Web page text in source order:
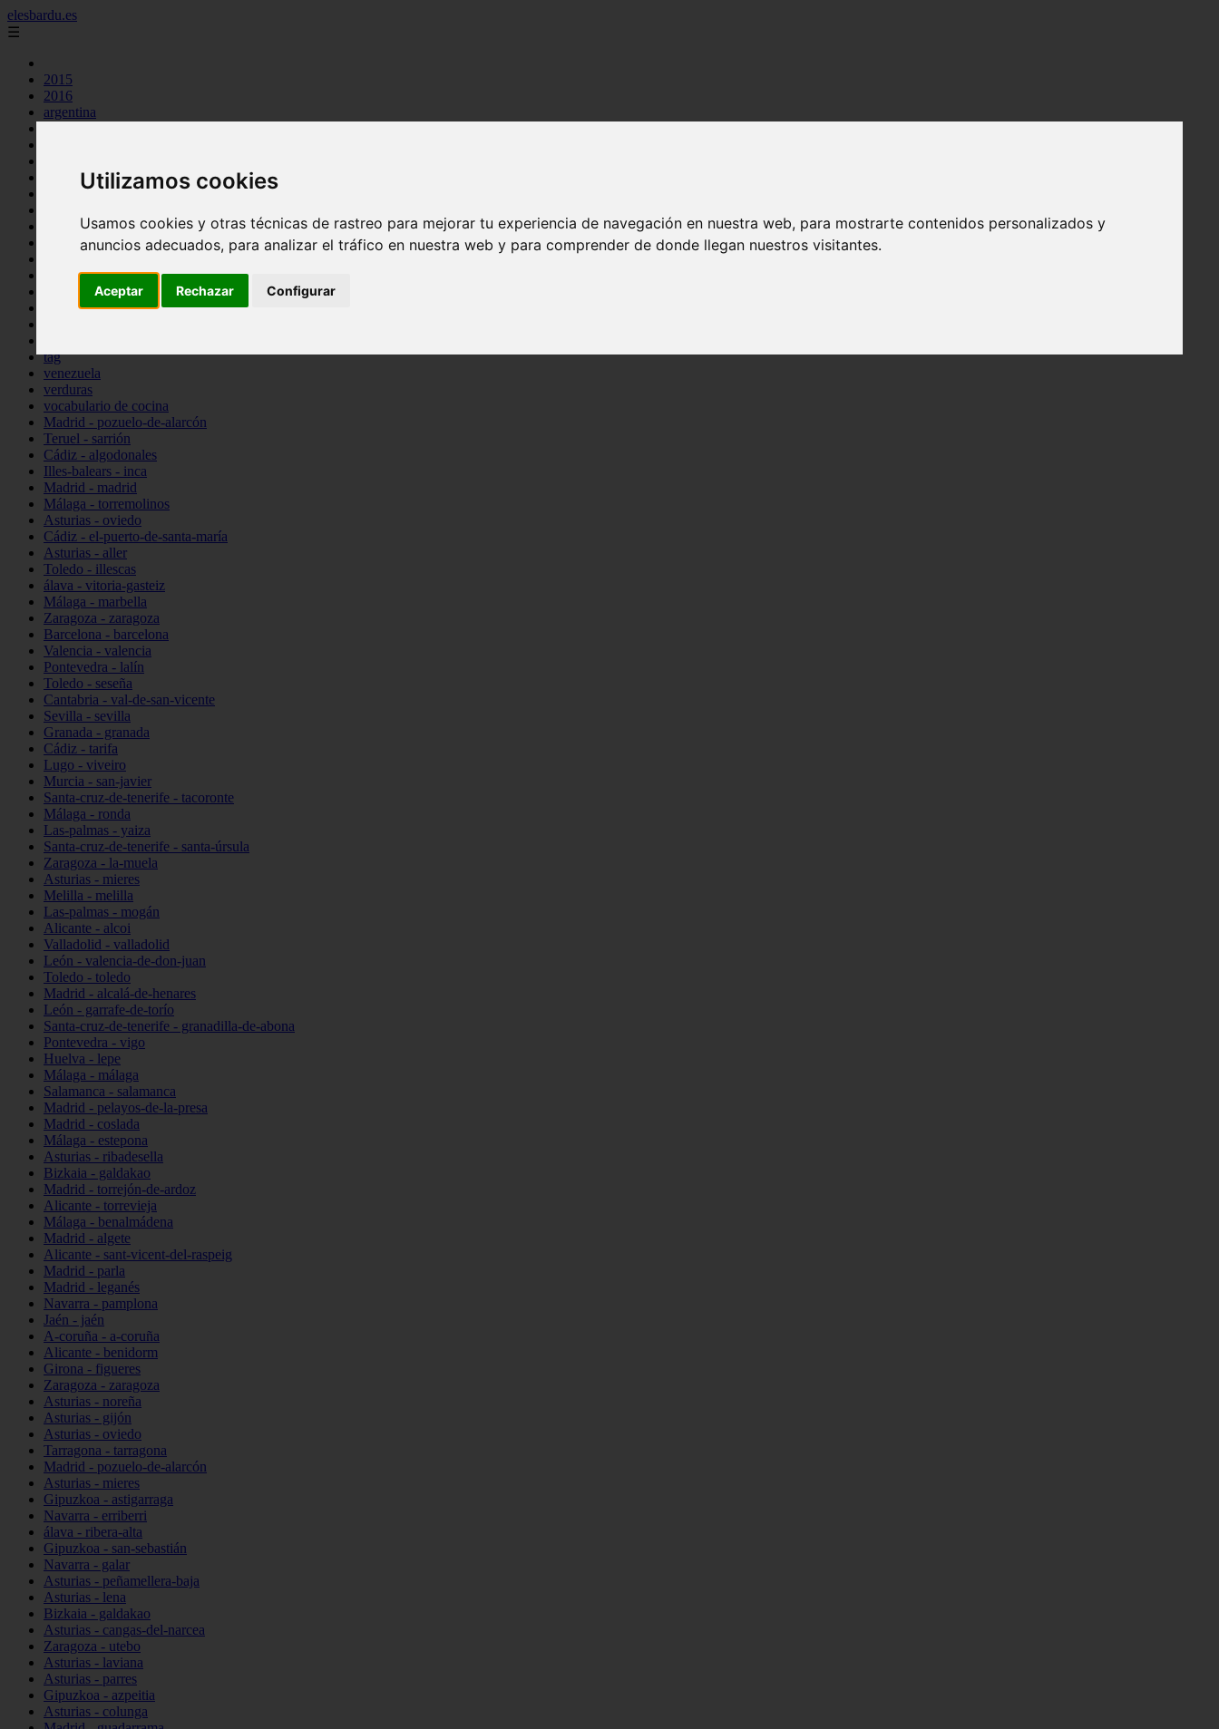
Utilizamos cookies
Usamos cookies y otras técnicas de rastreo para mejorar tu experiencia de navegación en nuestra web, para mostrarte contenidos personalizados y
anuncios adecuados, para analizar el tráfico en nuestra web y para comprender de donde llegan nuestros visitantes.
Aceptar Rechazar Configurar
elesbardu.es
☰
2015
2016
argentina
cocina casera
comidas
huevos
mariscos
postres
tag
venezuela
verduras
vocabulario de cocina
Madrid - pozuelo-de-alarcón
Teruel - sarrión
Cádiz - algodonales
Illes-balears - inca
Madrid - madrid
Málaga - torremolinos
Asturias - oviedo
Cádiz - el-puerto-de-santa-maría
Asturias - aller
Toledo - illescas
álava - vitoria-gasteiz
Málaga - marbella
Zaragoza - zaragoza
Barcelona - barcelona
Valencia - valencia
Pontevedra - lalín
Toledo - seseña
Cantabria - val-de-san-vicente
Sevilla - sevilla
Granada - granada
Cádiz - tarifa
Lugo - viveiro
Murcia - san-javier
Santa-cruz-de-tenerife - tacoronte
Málaga - ronda
Las-palmas - yaiza
Santa-cruz-de-tenerife - santa-úrsula
Zaragoza - la-muela
Asturias - mieres
Melilla - melilla
Las-palmas - mogán
Alicante - alcoi
Valladolid - valladolid
León - valencia-de-don-juan
Toledo - toledo
Madrid - alcalá-de-henares
León - garrafe-de-torío
Santa-cruz-de-tenerife - granadilla-de-abona
Pontevedra - vigo
Huelva - lepe
Málaga - málaga
Salamanca - salamanca
Madrid - pelayos-de-la-presa
Madrid - coslada
Málaga - estepona
Asturias - ribadesella
Bizkaia - galdakao
Madrid - torrejón-de-ardoz
Alicante - torrevieja
Málaga - benalmádena
Madrid - algete
Alicante - sant-vicent-del-raspeig
Madrid - parla
Madrid - leganés
Navarra - pamplona
Jaén - jaén
A-coruña - a-coruña
Alicante - benidorm
Girona - figueres
Zaragoza - zaragoza
Asturias - noreña
Asturias - gijón
Asturias - oviedo
Tarragona - tarragona
Madrid - pozuelo-de-alarcón
Asturias - mieres
Gipuzkoa - astigarraga
Navarra - erriberri
álava - ribera-alta
Gipuzkoa - san-sebastián
Navarra - galar
Asturias - peñamellera-baja
Asturias - lena
Bizkaia - galdakao
Asturias - cangas-del-narcea
Zaragoza - utebo
Asturias - laviana
Asturias - parres
Gipuzkoa - azpeitia
Asturias - colunga